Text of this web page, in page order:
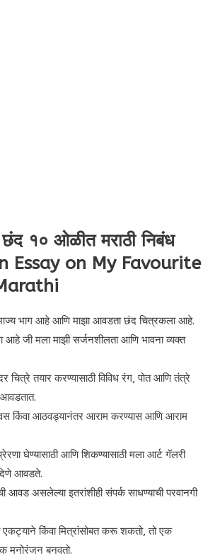
१० ओळीत मराठी निबंध
Essay on My Favourite
भाग आहे आणि माझा आवडता छंद चित्रकला आहे.
जी मला माझी सर्जनशीलता आणि भावना व्यक्त
चित्रे तयार करण्यासाठी विविध रंग, पोत आणि तंत्रे
किंवा आठवड्यानंतर आराम करण्यास आणि आराम
घेण्यासाठी आणि शिकण्यासाठी मला आर्ट गॅलरी
देणे आवडते.
असलेल्या इतरांशीही संपर्क साधण्याची परवानगी
किंवा मित्रांसोबत करू शकतो, तो एक
मनोरंजन बनवतो.